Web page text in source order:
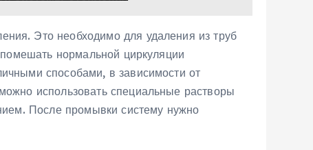
Это необходимо для удаления из труб
нормальной циркуляции
способами, в зависимости от
использовать специальные растворы
После промывки систему нужно